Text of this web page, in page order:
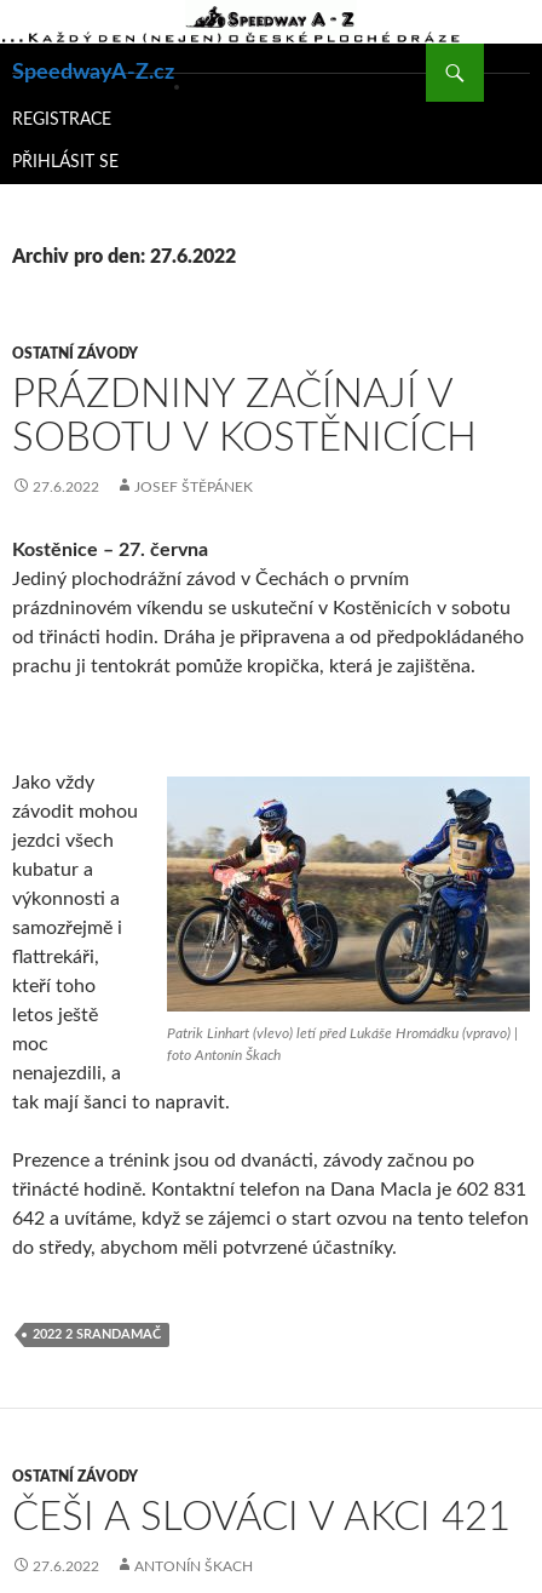
SpeedwayA-Z.cz
K
WEBU
REGISTRACE
PŘIHLÁSIT SE
Archiv pro den: 27.6.2022
OSTATNÍ ZÁVODY
PRÁZDNINY ZAČÍNAJÍ V
SOBOTU V KOSTĚNICÍCH
27.6.2022 JOSEF ŠTĚPÁNEK
Kostěnice – 27. června
Jediný plochodrážní závod v Čechách o prvním
prázdninovém víkendu se uskuteční v Kostěnicích v sobotu
od třinácti hodin. Dráha je připravena a od předpokládaného
prachu ji tentokrát pomůže kropička, která je zajištěna.
Patrik Linhart (vlevo) letí před Lukáše Hromádku (vpravo) |
foto Antonín Škach
Jako vždy
závodit mohou
jezdci všech
kubatur a
výkonnosti a
samozřejmě i
flattrekáři,
kteří toho
letos ještě
moc
nenajezdili, a
tak mají šanci to napravit.
Prezence a trénink jsou od dvanácti, závody začnou po
třinácté hodině. Kontaktní telefon na Dana Macla je 602 831
642 a uvítáme, když se zájemci o start ozvou na tento telefon
do středy, abychom měli potvrzené účastníky.
2022 2 SRANDAMAČ
OSTATNÍ ZÁVODY
ČEŠI A SLOVÁCI V AKCI 421
27.6.2022 ANTONÍN ŠKACH